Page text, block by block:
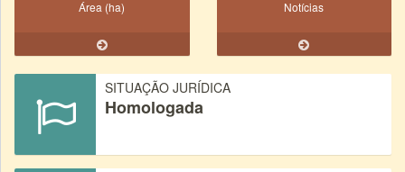
Área (ha) Notícias
SITUAÇÃO JURÍDICA
Homologada